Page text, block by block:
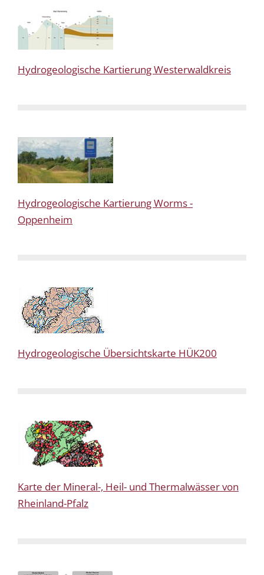
Hydrogeologische Kartierung Westerwaldkreis
Hydrogeologische Kartierung Worms -
Oppenheim
Hydrogeologische Übersichtskarte HÜK200
Karte der Mineral-, Heil- und Thermalwässer von
Rheinland-Pfalz